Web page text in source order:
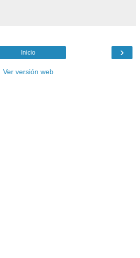
›
Inicio
Ver versión web